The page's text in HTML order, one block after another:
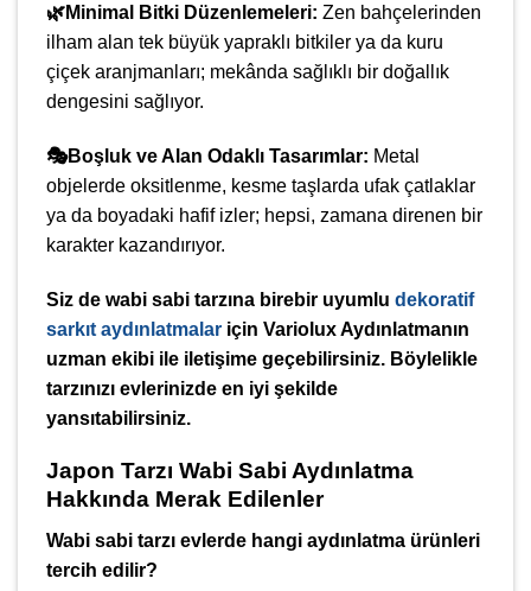
🌿Minimal Bitki Düzenlemeleri: Zen bahçelerinden
ilham alan tek büyük yapraklı bitkiler ya da kuru
çiçek aranjmanları; mekânda sağlıklı bir doğallık
dengesini sağlıyor.
🎭Boşluk ve Alan Odaklı Tasarımlar: Metal
objelerde oksitlenme, kesme taşlarda ufak çatlaklar
ya da boyadaki hafif izler; hepsi, zamana direnen bir
karakter kazandırıyor.
Siz de wabi sabi tarzına birebir uyumlu dekoratif
sarkıt aydınlatmalar için Variolux Aydınlatmanın
uzman ekibi ile iletişime geçebilirsiniz. Böylelikle
tarzınızı evlerinizde en iyi şekilde
yansıtabilirsiniz.
Japon Tarzı Wabi Sabi Aydınlatma
Hakkında Merak Edilenler
Wabi sabi tarzı evlerde hangi aydınlatma ürünleri
tercih edilir?